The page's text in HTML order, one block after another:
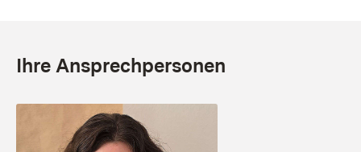
Ihre Ansprechpersonen